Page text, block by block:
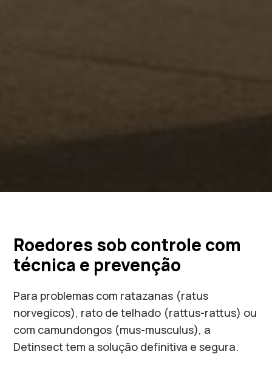
Roedores sob controle com
técnica e prevenção
Para problemas com ratazanas (ratus
norvegicos), rato de telhado (rattus-rattus) ou
com camundongos (mus-musculus), a
Detinsect tem a solução definitiva e segura.